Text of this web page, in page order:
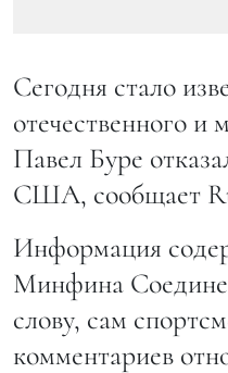
Сегодня стало
отечественного и
Павел Буре
США, сообщает
Информация
Минфина
слову, сам
комментариев